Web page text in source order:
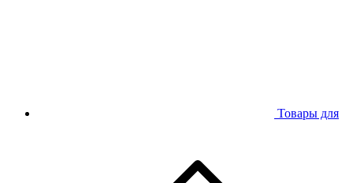
Товары для